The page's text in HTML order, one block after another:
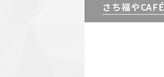
さち福やCAFÉ